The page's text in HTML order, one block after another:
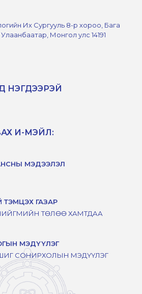
Их Сургууль 8-р хороо, Бага
Улаанбаатар, Монгол улс 14191
НЭГДЭЭРЭЙ
И-МЭЙЛ:
МЭДЭЭЛЭЛ
ТЭМЦЭХ ГАЗАР
ТӨЛӨӨ ХАМТДАА
МЭДҮҮЛЭГ
СОНИРХОЛЫН МЭДҮҮЛЭГ